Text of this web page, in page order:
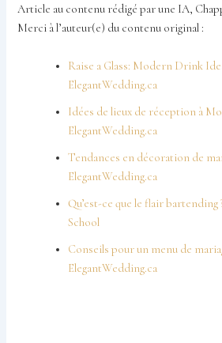
Article au contenu rédigé par une IA,
Merci à l’auteur(e) du contenu original :
Raise a Glass: Modern Drink
ElegantWedding.ca
Idées de lieux de réception à
ElegantWedding.ca
Tendances en décoration de
ElegantWedding.ca
Qu’est-ce que le flair
School
Conseils pour un menu de
ElegantWedding.ca